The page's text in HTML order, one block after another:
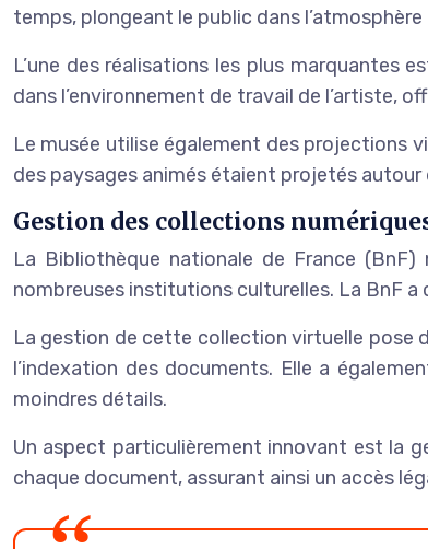
temps, plongeant le public dans l’atmosphère
L’une des réalisations les plus marquantes
dans l’environnement de travail de l’artiste,
Le musée utilise également des projections
des paysages animés étaient projetés autour
Gestion des collections
La Bibliothèque nationale de France
nombreuses institutions culturelles. La BnF a
La gestion de cette collection virtuelle pose
l’indexation des documents. Elle a
moindres détails.
Un aspect particulièrement innovant est la
chaque document, assurant ainsi un accès